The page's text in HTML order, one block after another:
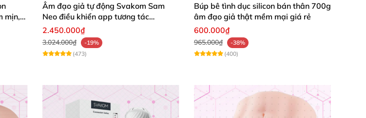
mịn,
Âm đạo giả tự động Svakom Sam
Neo điều khiển app tương tác
webcam cao cấp
2.450.000₫
3.024.000₫
-19%
(473)
Búp bê tình dục silicon bán thân 700g
âm đạo giả thật mềm mại giá rẻ
600.000₫
965.000₫
-38%
(400)